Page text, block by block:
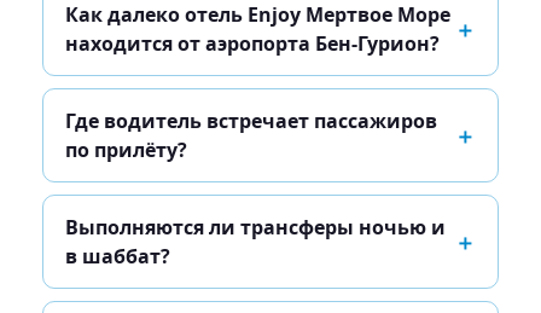
Как далеко отель Enjoy Мертвое Море
находится от аэропорта Бен-Гурион?
Где водитель встречает пассажиров
по прилёту?
Выполняются ли трансферы ночью и
в шаббат?